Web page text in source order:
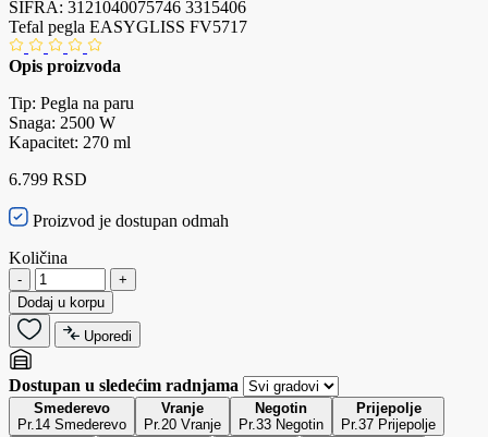
ŠIFRA: 3121040075746 3315406
Tefal pegla EASYGLISS FV5717
Opis proizvoda
Tip: Pegla na paru
Snaga: 2500 W
Kapacitet: 270 ml
6.799 RSD
Proizvod je dostupan odmah
Količina
-
+
Dodaj u korpu
Uporedi
Dostupan u sledećim radnjama
Smederevo
Pr.14 Smederevo
Vranje
Pr.20 Vranje
Negotin
Pr.33 Negotin
Prijepolje
Pr.37 Prijepolje